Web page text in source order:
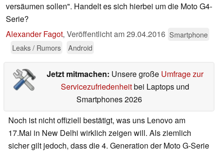
versäumen sollen". Handelt es sich hierbei um die Moto G4-
Serie?
Alexander Fagot, Veröffentlicht am29.04.2016 Smartphone
Leaks / Rumors
Android
Jetzt mitmachen: Unsere große Umfrage zur
Servicezufriedenheitbei Laptops und
Smartphones 2026
Noch ist nicht offiziell bestätigt, was uns Lenovo am
17.Mai in New Delhi wirklich zeigen will. Als ziemlich
sicher gilt jedoch, dass die 4. Generation der Moto G-Serie